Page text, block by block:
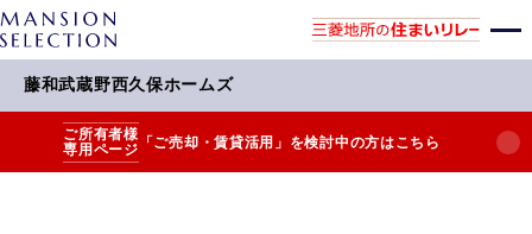
藤和武蔵野西久保ホームズ
ご所有者様
専用ページ 「ご売却・賃貸活用」を検討中の方はこちら